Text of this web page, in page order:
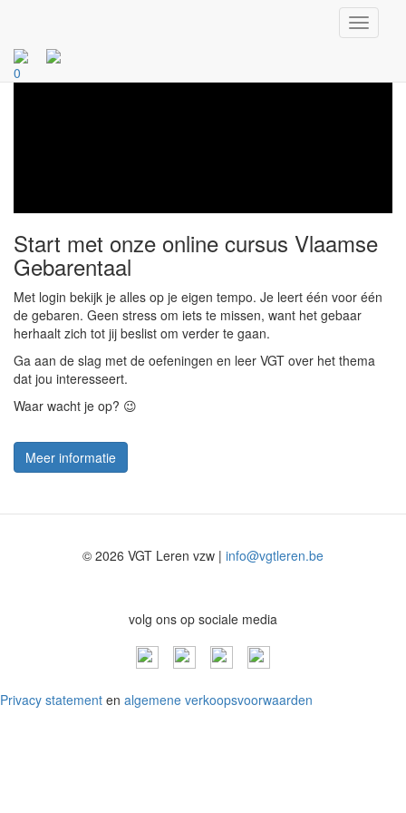
naar
de
inhoud
Toggle
0
Start met onze online cursus Vlaamse
Gebarentaal
Met login bekijk je alles op je eigen tempo. Je leert één voor één
de gebaren. Geen stress om iets te missen, want het gebaar
herhaalt zich tot jij beslist om verder te gaan.
Ga aan de slag met de oefeningen en leer VGT over het thema
dat jou interesseert.
Waar wacht je op? 😉
Meer informatie
© 2026 VGT Leren vzw | info@vgtleren.be
volg ons op sociale media
Privacy statement en algemene verkoopsvoorwaarden